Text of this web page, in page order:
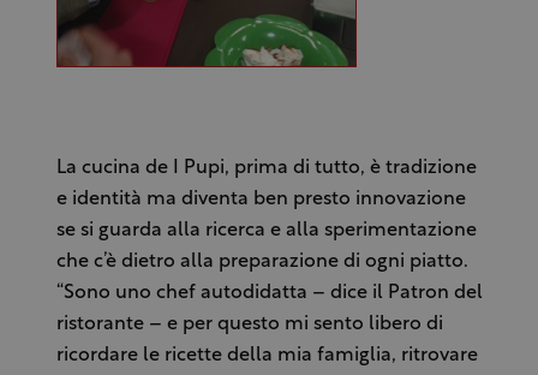
La cucina de I Pupi, prima di tutto, è tradizione
e identità ma diventa ben presto innovazione
se si guarda alla ricerca e alla sperimentazione
che c’è dietro alla preparazione di ogni piatto.
“Sono uno chef autodidatta – dice il Patron del
ristorante – e per questo mi sento libero di
ricordare le ricette della mia famiglia, ritrovare